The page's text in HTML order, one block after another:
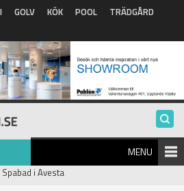
GOLV KÖK POOL
TRÄDGÅRD
MENU
i Avesta